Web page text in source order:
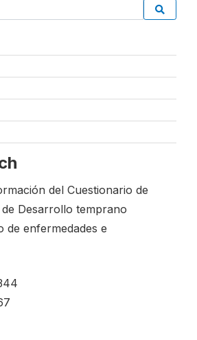
del Cuestionario de
Desarrollo temprano
de enfermedades e